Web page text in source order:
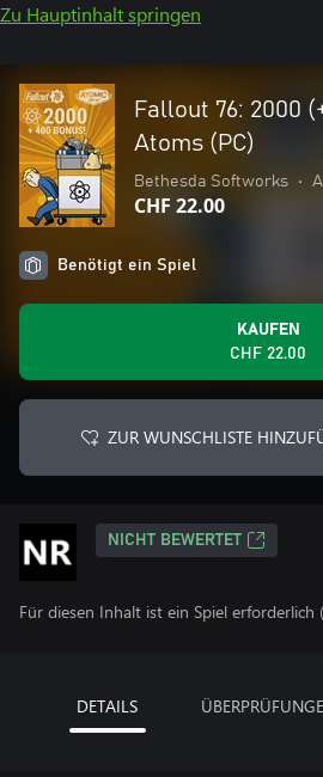
Zu Hauptinhalt springen
Fallout 76: 2000
Atoms (PC)
Bethesda Softworks •
CHF 22.00
Benötigt ein Spiel
KAUFEN
CHF 22.00
ZUR WUNSCHLISTE
NICHT BEWERTET
Für diesen Inhalt ist ein Spiel erforderlich
DETAILS